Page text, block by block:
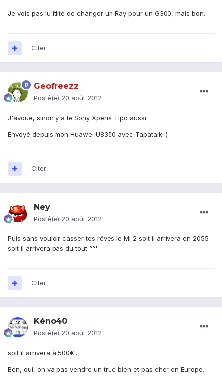
Je vois pas lu'itlité de changer un Ray pour un G300, mais bon.
Citer
Geofreezz
Posté(e) 20 août 2012
J'avoue, sinon y a le Sony Xperia Tipo aussi
Envoyé depuis mon Huawei U8350 avec Tapatalk :)
Citer
Ney
Posté(e) 20 août 2012
Puis sans vouloir casser tes rêves le Mi 2 soit il arrivera en 2055
soit il arrivera pas du tout ^^'
Citer
Kéno40
Posté(e) 20 août 2012
soit il arrivera à 500€...
Ben, oui, on va pas vendre un truc bien et pas cher en Europe.